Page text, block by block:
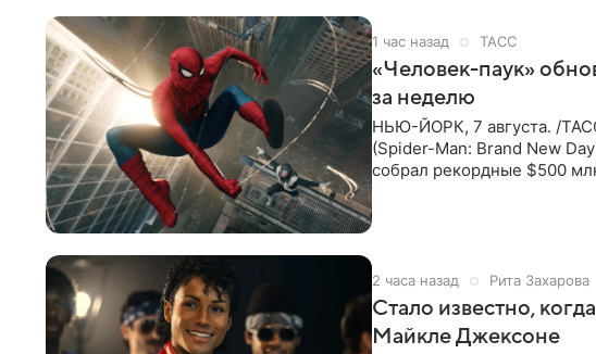
1 час назад ТАСС
«Человек-паук»
за неделю
НЬЮ-ЙОРК, 7 августа. /
(Spider-Man: Brand New
собрал рекордные $500
2 часа назад Рита Захарова
Стало известно,
Майкле Джексоне